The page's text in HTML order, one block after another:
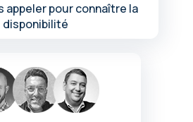
appeler pour connaître la
disponibilité